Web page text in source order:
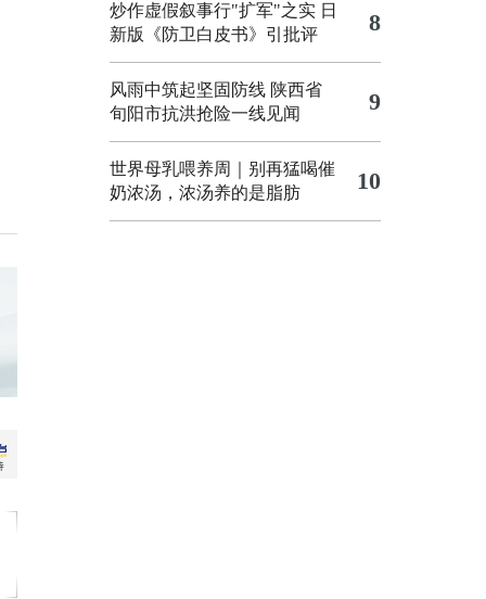
炒作虚假叙事行"扩军"之实 日
新版《防卫白皮书》引批评
8
风雨中筑起坚固防线 陕西省
旬阳市抗洪抢险一线见闻
9
世界母乳喂养周｜别再猛喝催
奶浓汤，浓汤养的是脂肪
10